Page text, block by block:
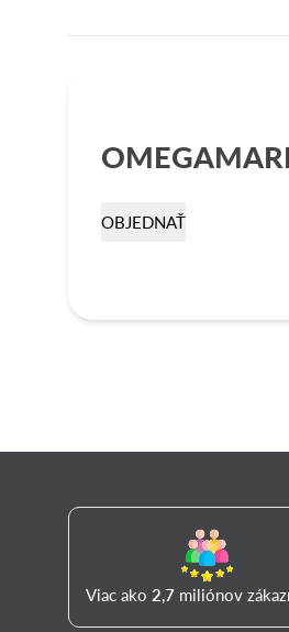
OBJEDNAŤ
Viac ako 2,7 miliónov